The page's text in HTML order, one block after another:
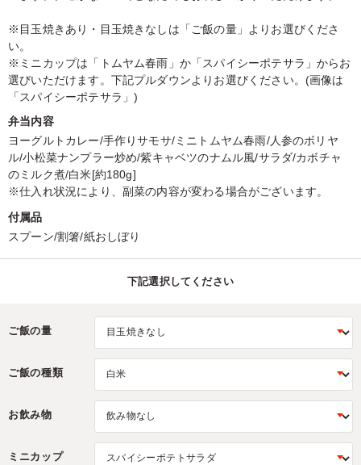
※目玉焼きあり・目玉焼きなしは「ご飯の量」よりお選びくださ
い。
※ミニカップは「トムヤム春雨」か「スパイシーポテサラ」からお
選びいただけます。下記プルダウンよりお選びください。(画像は
「スパイシーポテサラ」)
弁当内容
ヨーグルトカレー/手作りサモサ/ミニトムヤム春雨/人参のボリヤ
ル/小松菜ナンプラー炒め/紫キャベツのナムル風/サラダ/カボチャ
のミルク煮/白米[約180g]
※仕入れ状況により、副菜の内容が変わる場合がございます。
付属品
スプーン/割箸/紙おしぼり
下記選択してください
ご飯の量
ご飯の種類
お飲み物
ミニカップ